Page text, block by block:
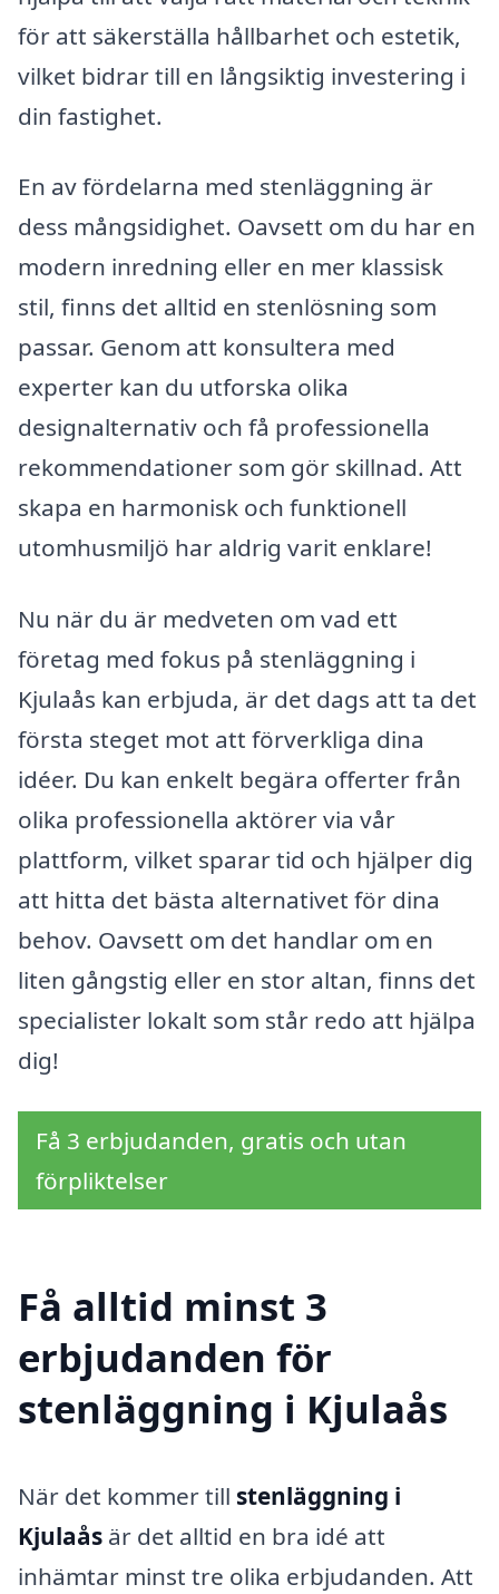
för att säkerställa hållbarhet och estetik,
vilket bidrar till en långsiktig investering i
din fastighet.
En av fördelarna med stenläggning är
dess mångsidighet. Oavsett om du har en
modern inredning eller en mer klassisk
stil, finns det alltid en stenlösning som
passar. Genom att konsultera med
experter kan du utforska olika
designalternativ och få professionella
rekommendationer som gör skillnad. Att
skapa en harmonisk och funktionell
utomhusmiljö har aldrig varit enklare!
Nu när du är medveten om vad ett
företag med fokus på stenläggning i
Kjulaås kan erbjuda, är det dags att ta det
första steget mot att förverkliga dina
idéer. Du kan enkelt begära offerter från
olika professionella aktörer via vår
plattform, vilket sparar tid och hjälper dig
att hitta det bästa alternativet för dina
behov. Oavsett om det handlar om en
liten gångstig eller en stor altan, finns det
specialister lokalt som står redo att hjälpa
dig!
Få 3 erbjudanden, gratis och utan
förpliktelser
Få alltid minst 3
erbjudanden för
stenläggning i Kjulaås
När det kommer till stenläggning i
Kjulaås är det alltid en bra idé att
inhämtar minst tre olika erbjudanden. Att